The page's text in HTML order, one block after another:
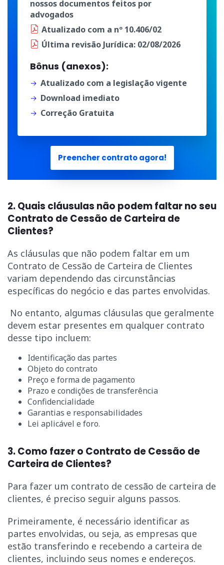
nossos documentos feitos por
advogados
Atualizado com a nº 10.406/02
Última revisão Jurídica: 02/08/2026
Bônus (anexos):
Atualizado com a legislação vigente
Download imediato
Correção Gratuita
Preencher contrato agora!
2. Quais cláusulas não podem faltar no seu
Contrato de Cessão de Carteira de
Clientes?
As cláusulas que não podem faltar em um
Contrato de Cessão de Carteira de Clientes
variam dependendo das circunstâncias
específicas do negócio e das partes envolvidas.
No entanto, algumas cláusulas que geralmente
devem estar presentes em qualquer contrato
desse tipo incluem:
Identificação das partes
Objeto do contrato
Preço e forma de pagamento
Prazo e condições de transferência
Confidencialidade
Garantias e responsabilidades
Lei aplicável e foro.
3. Como fazer o Contrato de Cessão de
Carteira de Clientes?
Para fazer um contrato de cessão de carteira de
clientes, é preciso seguir alguns passos.
Primeiramente, é necessário identificar as
partes envolvidas, ou seja, as empresas que
estão transferindo e recebendo a carteira de
clientes, incluindo seus nomes e endereços.